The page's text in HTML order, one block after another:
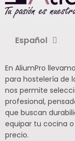
Español
En AliumPro
para hostelería de
nos permite
profesional,
que buscan
equipar tu cocina
precio.